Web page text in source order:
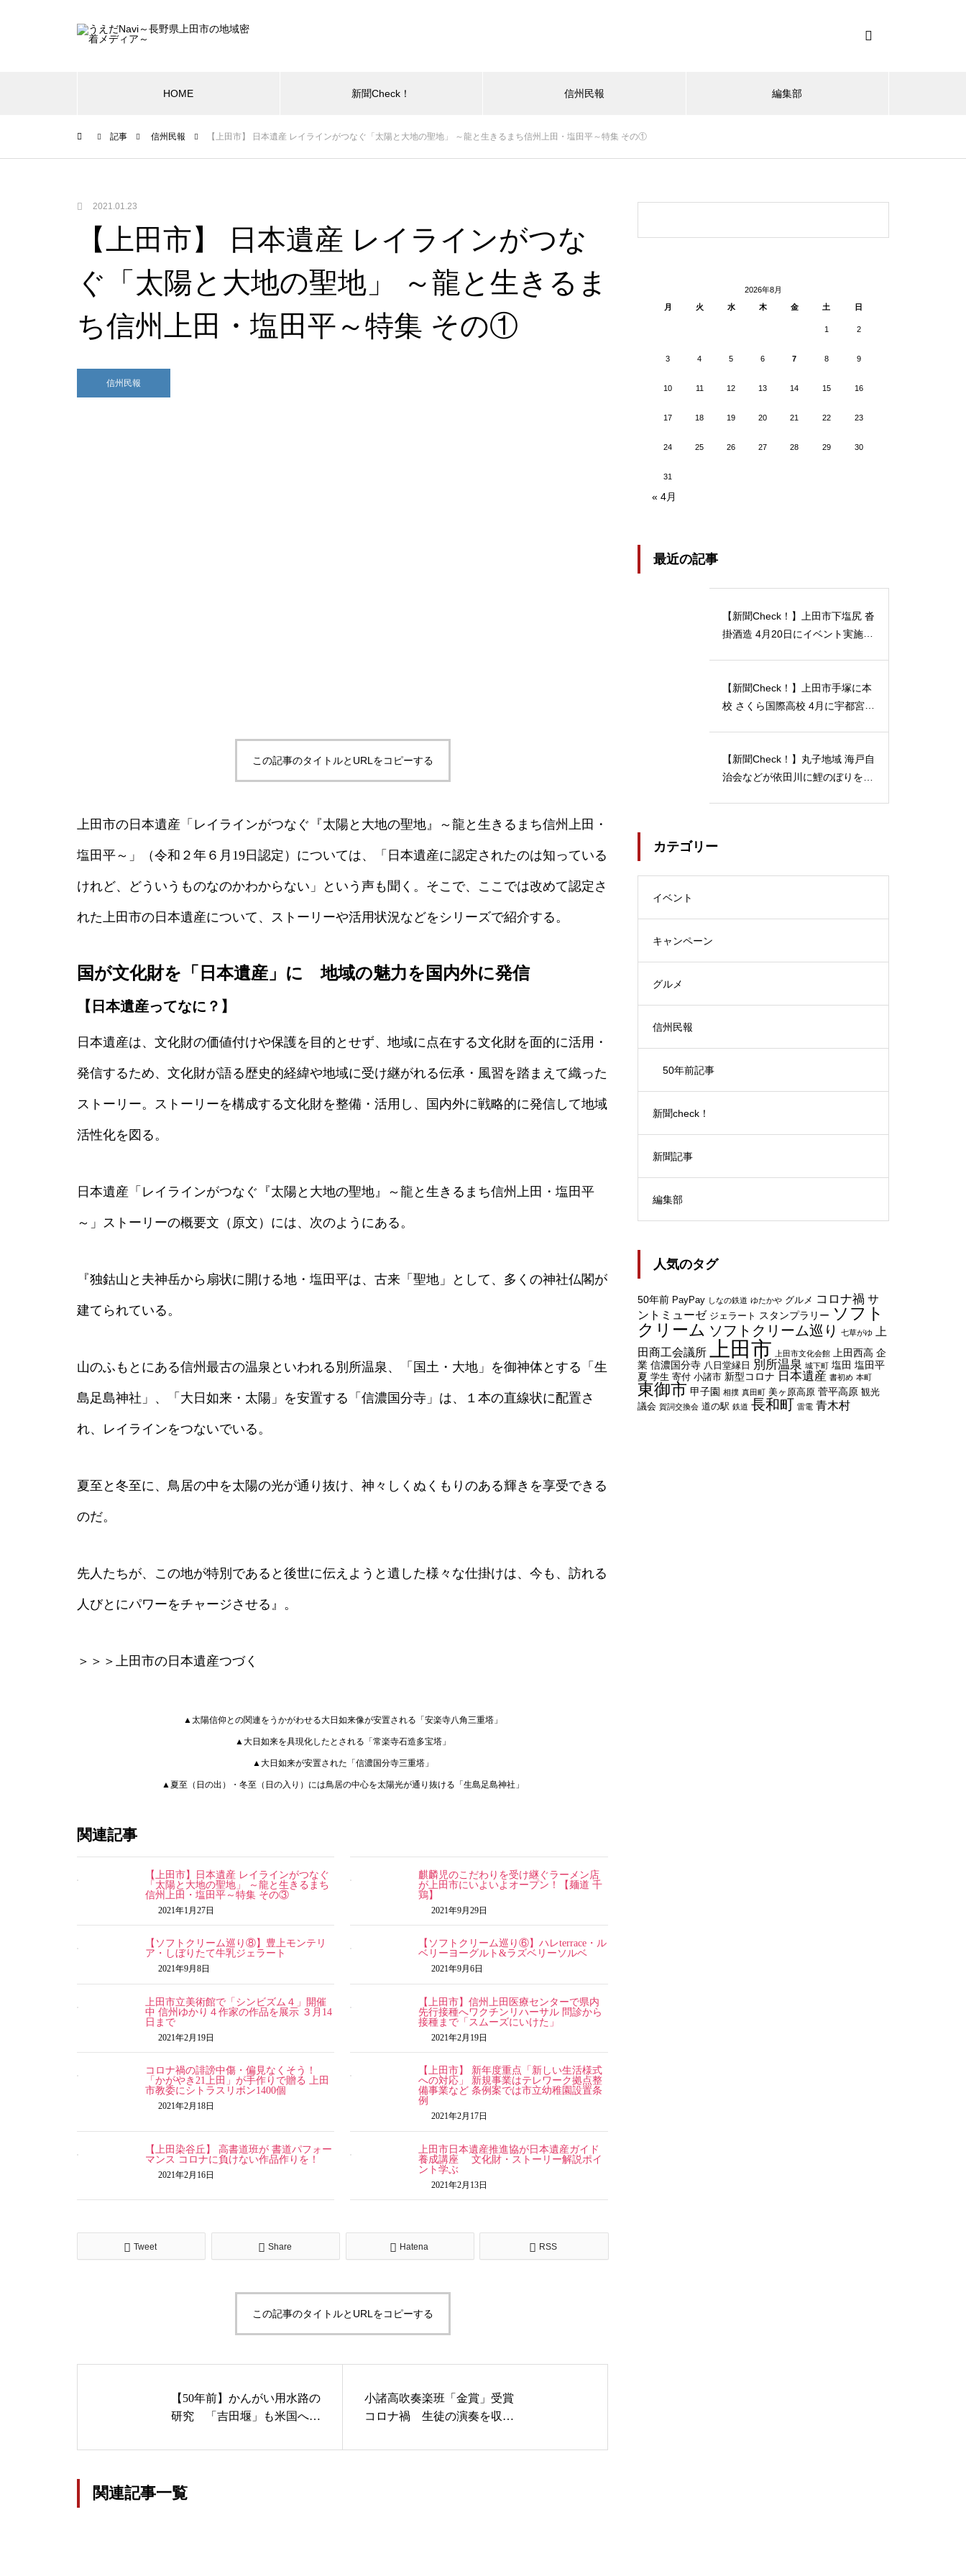
HOME 新聞Check！ 信州民報 編集部
記事 信州民報 【上田市】 日本遺産 レイラインがつなぐ「太陽と大地の聖地」 ～龍と生きるまち信州上田・塩田平～特集 その①
2021.01.23
【上田市】 日本遺産 レイラインがつな
ぐ「太陽と大地の聖地」 ～龍と生きるま
ち信州上田・塩田平～特集 その①
信州民報
この記事のタイトルとURLをコピーする
上田市の日本遺産「レイラインがつなぐ『太陽と大地の聖地』～龍と生きるまち信州上田・
塩田平～」（令和２年６月19日認定）については、「日本遺産に認定されたのは知っている
けれど、どういうものなのかわからない」という声も聞く。そこで、ここでは改めて認定さ
れた上田市の日本遺産について、ストーリーや活用状況などをシリーズで紹介する。
国が文化財を「日本遺産」に 地域の魅力を国内外に発信
【日本遺産ってなに？】
日本遺産は、文化財の価値付けや保護を目的とせず、地域に点在する文化財を面的に活用・
発信するため、文化財が語る歴史的経緯や地域に受け継がれる伝承・風習を踏まえて織った
ストーリー。ストーリーを構成する文化財を整備・活用し、国内外に戦略的に発信して地域
活性化を図る。
日本遺産「レイラインがつなぐ『太陽と大地の聖地』～龍と生きるまち信州上田・塩田平
～」ストーリーの概要文（原文）には、次のようにある。
『独鈷山と夫神岳から扇状に開ける地・塩田平は、古来「聖地」として、多くの神社仏閣が
建てられている。
山のふもとにある信州最古の温泉といわれる別所温泉、「国土・大地」を御神体とする「生
島足島神社」、「大日如来・太陽」を安置する「信濃国分寺」は、１本の直線状に配置さ
れ、レイラインをつないでいる。
夏至と冬至に、鳥居の中を太陽の光が通り抜け、神々しくぬくもりのある輝きを享受できる
のだ。
先人たちが、この地が特別であると後世に伝えようと遺した様々な仕掛けは、今も、訪れる
人びとにパワーをチャージさせる』。
＞＞＞上田市の日本遺産つづく
▲太陽信仰との関連をうかがわせる大日如来像が安置される「安楽寺八角三重塔」
▲大日如来を具現化したとされる「常楽寺石造多宝塔」
▲大日如来が安置された「信濃国分寺三重塔」
▲夏至（日の出）・冬至（日の入り）には鳥居の中心を太陽光が通り抜ける「生島足島神社」
関連記事
【上田市】日本遺産 レイラインがつなぐ
「太陽と大地の聖地」 ～龍と生きるまち
信州上田・塩田平～特集 その③
2021年1月27日
麒麟児のこだわりを受け継ぐラーメン店
が上田市にいよいよオープン！【麺道 千
鶏】
2021年9月29日
【ソフトクリーム巡り⑧】豊上モンテリ
ア・しぼりたて牛乳ジェラート
2021年9月8日
【ソフトクリーム巡り⑥】ハレterrace・ル
ベリーヨーグルト&ラズベリーソルベ
2021年9月6日
上田市立美術館で「シンビズム４」開催
中 信州ゆかり４作家の作品を展示 ３月14
日まで
2021年2月19日
【上田市】信州上田医療センターで県内
先行接種へワクチンリハーサル 問診から
接種まで「スムーズにいけた」
2021年2月19日
コロナ禍の誹謗中傷・偏見なくそう！
「かがやき21上田」が手作りで贈る 上田
市教委にシトラスリボン1400個
2021年2月18日
【上田市】 新年度重点「新しい生活様式
への対応」 新規事業はテレワーク拠点整
備事業など 条例案では市立幼稚園設置条
例
2021年2月17日
【上田染谷丘】 高書道班が 書道パフォー
マンス コロナに負けない作品作りを！
2021年2月16日
上田市日本遺産推進協が日本遺産ガイド
養成講座 文化財・ストーリー解説ポイ
ント学ぶ
2021年2月13日
Tweet Share Hatena RSS
この記事のタイトルとURLをコピーする
【50年前】かんがい用水路の
研究 「吉田堰」も米国へ
小諸高吹奏楽班「金賞」受賞
コロナ禍 生徒の演奏を収録
関連記事一覧
2026年8月
月
火 水 木 金 土 日
1 2
3 4 5 6 7 8 9
10 11 12 13 14 15 16
17 18 19 20 21 22 23
24 25 26 27 28 29 30
31
« 4月
最近の記事
【新聞Check！】上田市下塩尻 沓
掛酒造 4月20日にイベント実施 5
【新聞Check！】上田市手塚に本
校 さくら国際高校 4月に宇都宮動
【新聞Check！】丸子地域 海戸自
治会などが依田川に鯉のぼりを掲
カテゴリー
イベント
キャンペーン
グルメ
信州民報
50年前記事
新聞check！
新聞記事
編集部
人気のタグ
50年前 PayPay しなの鉄道 ゆたかや グルメ コロナ禍 サ
ントミューゼ ジェラート スタンプラリー ソフト
クリーム ソフトクリーム巡り 七草がゆ
上
田商工会議所
上田市 上田市文化会館 上田西高 企
業 信濃国分寺 八日堂縁日 別所温泉 城下町 塩田 塩田平
夏 学生 寄付 小諸市 新型コロナ 日本遺産 書初め 本町
東御市 甲子園 相撲 真田町 美ヶ原高原 菅平高原 観光
議会 賀詞交換会 道の駅 鉄道 長和町 雷電 青木村